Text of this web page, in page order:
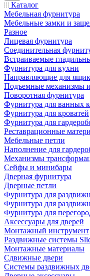
Каталог
Мебельная фурнитура
Мебельные замки и
Разное
Лицевая фурнитура
Соединительная
Встраиваемые
Фурнитура для кухни
Направляющие для
Подъемные механизмы
Поворотная фурнитура
Фурнитура для ванных
Фурнитура для кроватей
Фурнитура для
Реставрационные
Мебельные петли
Наполнение для
Механизмы
Сейфы и минибары
Дверная фурнитура
Дверные петли
Фурнитура для
Фурнитура для
Фурнитура для
Аксессуары для дверей
Монтажный инструмент
Раздвижные системы
Монтажные материалы
Сдвижные двери
Системы раздвижных